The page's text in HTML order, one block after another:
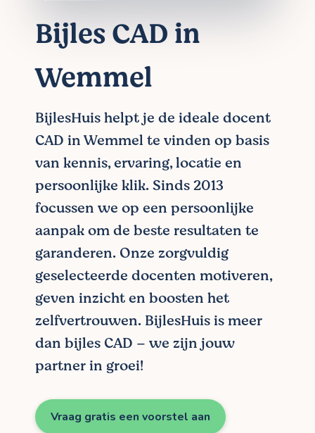
Bijles CAD in
Wemmel
BijlesHuis helpt je de ideale docent
CAD in Wemmel te vinden op basis
van kennis, ervaring, locatie en
persoonlijke klik. Sinds 2013
focussen we op een persoonlijke
aanpak om de beste resultaten te
garanderen. Onze zorgvuldig
geselecteerde docenten motiveren,
geven inzicht en boosten het
zelfvertrouwen. BijlesHuis is meer
dan bijles CAD – we zijn jouw
partner in groei!
Vraag gratis een voorstel aan